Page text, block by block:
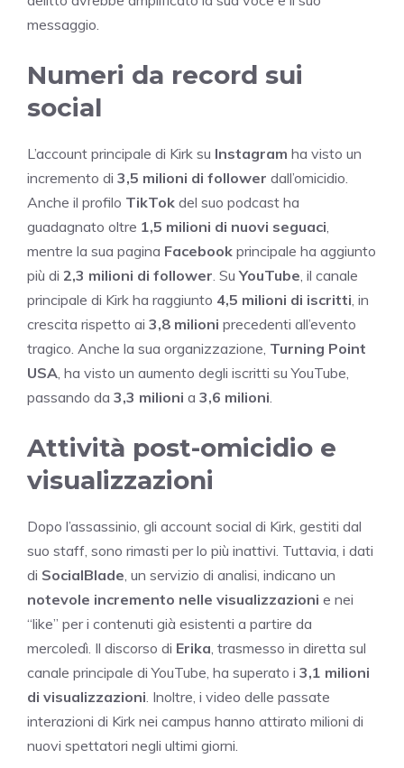
messaggio.
Numeri da record sui
social
L’account principale di Kirk su Instagram ha visto un
incremento di 3,5 milioni di follower dall’omicidio.
Anche il profilo TikTok del suo podcast ha
guadagnato oltre 1,5 milioni di nuovi seguaci,
mentre la sua pagina Facebook principale ha aggiunto
più di 2,3 milioni di follower. SuYouTube, il canale
principale di Kirk ha raggiunto 4,5 milioni di iscritti, in
crescita rispetto ai 3,8 milioni precedenti all’evento
tragico. Anche la sua organizzazione, Turning Point
USA, ha visto un aumento degli iscritti su YouTube,
passando da 3,3 milioni a 3,6 milioni.
Attività post-omicidio e
visualizzazioni
Dopo l’assassinio, gli account social di Kirk, gestiti dal
suo staff, sono rimasti per lo più inattivi. Tuttavia, i dati
di SocialBlade, un servizio di analisi, indicano un
notevole incremento nelle visualizzazioni e nei
“like” per i contenuti già esistenti a partire da
mercoledì. Il discorso di Erika, trasmesso in diretta sul
canale principale di YouTube, ha superato i 3,1 milioni
di visualizzazioni. Inoltre, i video delle passate
interazioni di Kirk nei campus hanno attirato milioni di
nuovi spettatori negli ultimi giorni.